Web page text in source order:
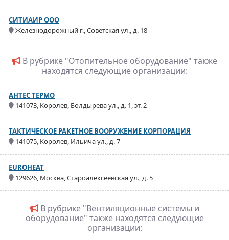
СИТИАИР ООО
Железнодорожный г., Советская ул., д. 18
В рубрике "Отопительное оборудование" также
находятся следующие организации:
АНТЕС ТЕРМО
141073, Королев, Болдырева ул., д. 1, эт. 2
ТАКТИЧЕСКОЕ РАКЕТНОЕ ВООРУЖЕНИЕ КОРПОРАЦИЯ
141075, Королев, Ильича ул., д. 7
EUROHEAT
129626, Москва, Староалексеевская ул., д. 5
В рубрике "Вентиляционные системы и
оборудование" также находятся следующие
организации: